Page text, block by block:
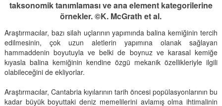
taksonomik tanımlaması ve ana element kategorilerine
örnekler. ©K. McGrath et al.
Araştırmacılar, bazı silah uçlarının yapımında balina kemiğinin tercih
edilmesinin, çok uzun aletlerin yapımına olanak sağlayan
hammaddenin boyutuyla ve belki de boynuz ve karasal kemiğe
kıyasla balina kemiğinin kendine özgü mekanik özellikleriyle ilgili
olabileceğini de ekliyorlar.
Araştırmacılar, Cantabria kıyılarının tarih öncesi popülasyonlarının bu
kadar büyük boyuttaki deniz memelilerini avlamış olma ihtimalinin